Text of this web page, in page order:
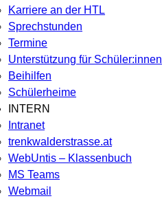
Karriere an der HTL
Sprechstunden
Termine
Unterstützung für Schüler:innen
Beihilfen
Schülerheime
INTERN
Intranet
trenkwalderstrasse.at
WebUntis – Klassenbuch
MS Teams
Webmail